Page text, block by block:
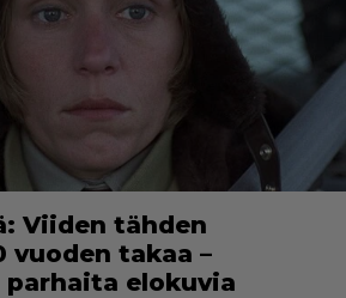
Viiden tähden
vuoden takaa –
elokuvia